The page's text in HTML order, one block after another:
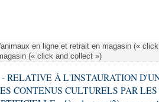
des lois
des loisen ligne et retrait en magasin («
(« click and collect »)
- RELATIVE À L'INSTAURATION
CONTENUS CULTURELS PAR LES